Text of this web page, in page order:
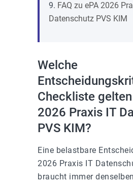
FAQ zu ePA 2026
Datenschutz PVS KIM
Welche
Checkliste
2026 Praxis IT
PVS KIM?
Eine belastbare
2026 Praxis IT
braucht immer